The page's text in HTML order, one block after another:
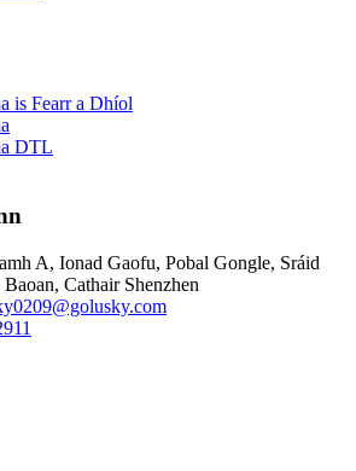
is Fearr a Dhíol
DTL
A, Ionad Gaofu, Pobal Gongle, Sráid
Cathair Shenzhen